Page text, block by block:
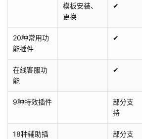
模板安装、
更换
✔
20种常用功
能插件
✔
在线客服功
能
✔
9种特效插件
部分支
持
18种辅助插
部分支